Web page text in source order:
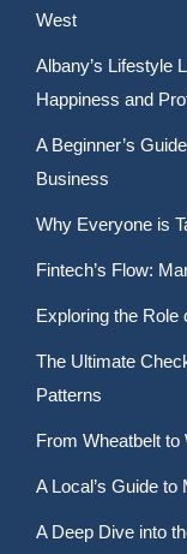
West
Albany’s Lifestyle
Happiness and
A Beginner’s
Business
Why Everyone is
Fintech’s Flow:
Exploring the Role
The Ultimate
Patterns
From Wheatbelt to
A Local’s Guide
A Deep Dive into